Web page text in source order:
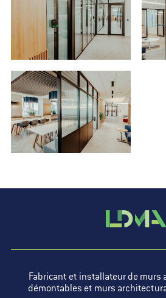
Fabricant et installateur de murs
démontables et murs